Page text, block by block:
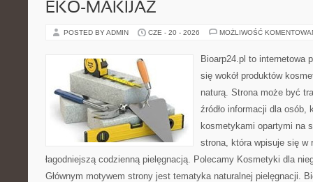
EKO-MAKIJAŻ
POSTED BY ADMIN CZE - 20 - 2026 MOŻLIWOŚĆ
Bioarp24.pl to internetowa
się wokół produktów
naturą. Strona może być
źródło informacji dla osób,
kosmetykami opartymi na
strona, która wpisuje się w
łagodniejszą codzienną pielęgnacją. Polecamy Kosmetyki dla
Głównym motywem strony jest tematyka naturalnej pielęgnacji.